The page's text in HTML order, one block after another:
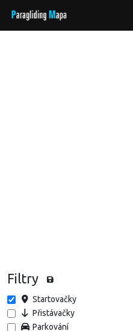
Filtry
Startovačky
Přistávačky
Parkování